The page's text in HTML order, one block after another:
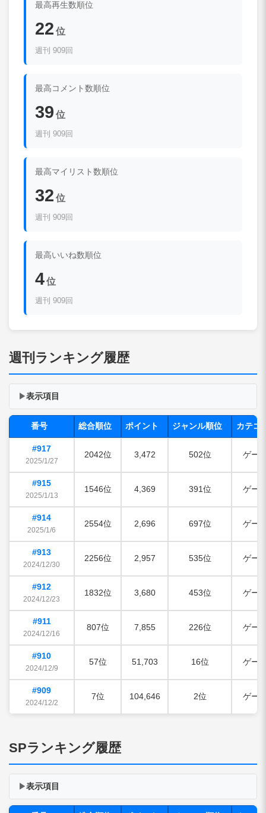
最高再生数順位
22 位
週刊 909回
最高コメント数順位
39 位
週刊 909回
最高マイリスト数順位
32 位
週刊 909回
最高いいね数順位
4位
週刊 909回
週刊ランキング履歴
▶表示項目
番号 総合順位 ポイント ジャンル順位 カテゴ
#917
2025/1/27
2042位 3,472 502位 ゲー
#915
2025/1/13
1546位 4,369 391位 ゲー
#914
2025/1/6
2554位 2,696 697位 ゲー
#913
2024/12/30
2256位 2,957 535位 ゲー
#912
2024/12/23
1832位 3,680 453位 ゲー
#911
2024/12/16
807位 7,855 226位 ゲー
#910
2024/12/9
57位 51,703 16位 ゲー
#909
2024/12/2
7位 104,646 2位 ゲー
SPランキング履歴
▶表示項目